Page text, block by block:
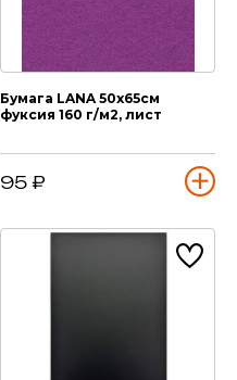
Бумага LANA 50х65см
фуксия 160 г/м2, лист
95 ₽